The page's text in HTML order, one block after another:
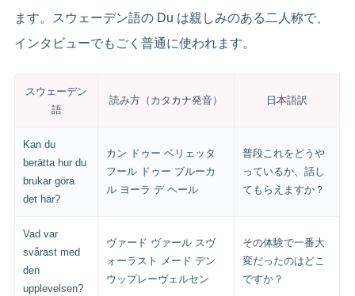
ます。スウェーデン語の Du は親しみのある二人称で、
インタビューでもごく普通に使われます。
スウェーデン
語
読み方（カタカナ発音） 日本語訳
Kan du
berätta hur du
brukar göra
det här?
カン ドゥー ベリェッタ
フール ドゥー ブルーカ
ル ヨーラ デ ヘール
普段これをどうや
っているか、話し
てもらえますか？
Vad var
svårast med
den
upplevelsen?
ヴァード ヴァール スヴ
ォーラスト メード デン
ウップレーヴェルセン
その体験で一番大
変だったのはどこ
ですか？